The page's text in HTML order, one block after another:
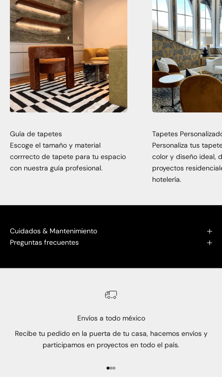
Guía de tapetes
Escoge el tamaño y material
corrrecto de tapete para tu espacio
con nuestra guía profesional.
Tapetes
Personaliza tus
color y diseño ideal,
proyectos
hotelería.
Cuidados & Mantenimiento
Preguntas frecuentes
Envíos a todo méxico
Recibe tu pedido en la puerta de tu casa, hacemos envíos y
participamos en proyectos en todo el país.
Ir al artículo 1
Ir al artículo 2
Ir al artículo 3